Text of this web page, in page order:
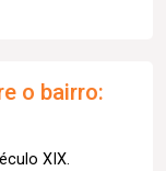
o bairro:
XIX.